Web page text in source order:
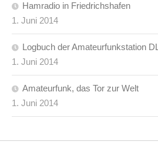
Hamradio in Friedrichshafen
1. Juni 2014
Logbuch der Amateurfunkstation
1. Juni 2014
Amateurfunk, das Tor zur Welt
1. Juni 2014